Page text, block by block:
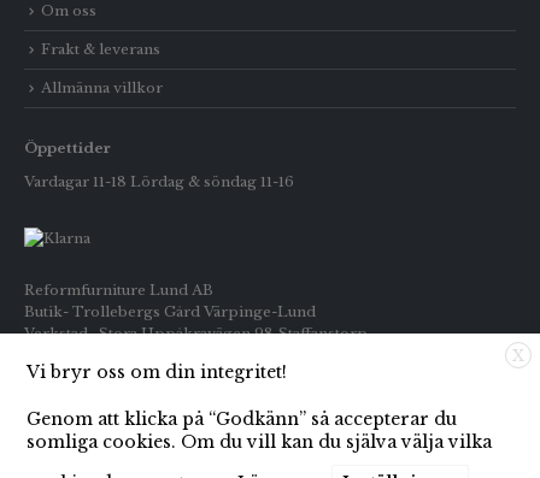
Om oss
Frakt & leverans
Allmänna villkor
Öppettider
Vardagar 11-18 Lördag & söndag 11-16
Reformfurniture Lund AB
Butik- Trollebergs Gård Värpinge-Lund
Verkstad- Stora Uppåkravägen 98 Staffanstorp
Telefon: Butiken 0709-269916
Inköp : 0722-659133
E-post: info@reformfurniture.se
X
Vi bryr oss om din integritet!
Genom att klicka på “Godkänn” så accepterar du
somliga cookies. Om du vill kan du själva välja vilka